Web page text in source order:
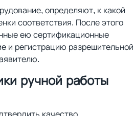
определяют, к какой
соответствия. После этого
ею сертификационные
и регистрацию разрешительной
ручной работы